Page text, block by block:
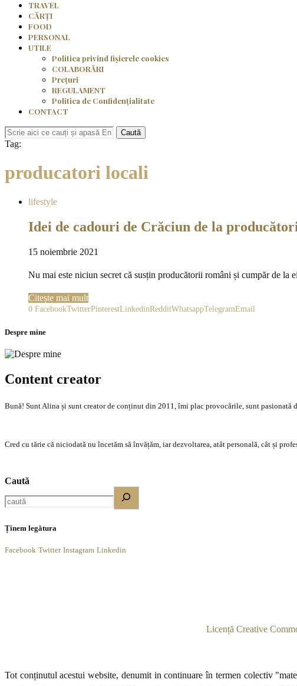
TRAVEL
CĂRȚI
FOOD
PERSONAL
UTILE
Politica privind fișierele cookies
COLABORĂRI
Prețuri
REGULAMENT
Politica de Confidențialitate
CONTACT
Caută
Tag:
producatori locali
lifestyle
Idei de cadouri de Crăciun de la
15 noiembrie 2021
Nu mai este niciun secret că susțin producătorii români și cumpăr de la
Citește mai mult
0 FacebookTwitterPinterestLinkedinRedditWhatsappTelegramEmail
Despre mine
Content creator
Bună! Sunt Alina și sunt creator de conținut din 2011, îmi plac provocările, sunt pasionată
Cred cu tărie că niciodată nu încetăm să învățăm, iar dezvoltarea, atât personală, cât și
Caută
Ținem legătura
Facebook Twitter Instagram Linkedin
Licență Creative
Tot conținutul acestui website, denumit in continuare în termen colectiv